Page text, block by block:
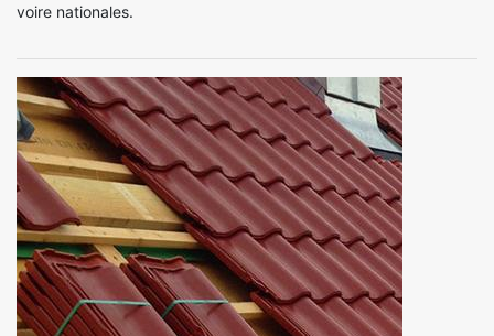
voire nationales.